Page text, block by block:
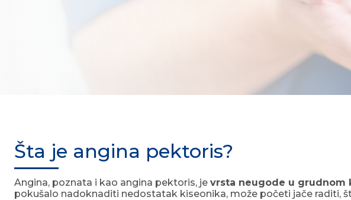
Šta je angina pektoris?
Angina, poznata i kao angina pektoris, je vrsta neugode u grudnom
pokušalo nadoknaditi nedostatak kiseonika, može početi jače raditi,